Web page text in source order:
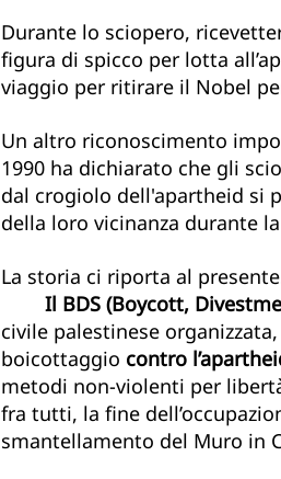
Durante lo sciopero,
figura di spicco per lotta
viaggio per ritirare il Nobel
Un altro riconoscimento
1990 ha dichiarato che gli
dal crogiolo dell'apartheid si
della loro vicinanza durante
La storia
Il BDS (Boycott,
civile palestinese organizzata,
boicottaggio contro
metodi non-violenti per
fra tutti, la fine
smantellamento del Muro in